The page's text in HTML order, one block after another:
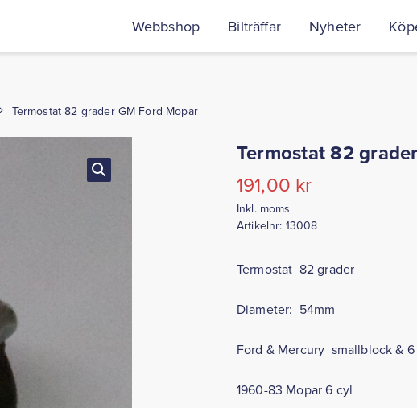
Webbshop Bilträffar Nyheter
Termostat 82 grader GM Ford Mopar
Termostat 82
191,00 kr
Inkl. moms
Artikelnr: 13008
Termostat 82 grader
Diameter: 54mm
Ford & Mercury smallblock &
1960-83 Mopar 6 cyl